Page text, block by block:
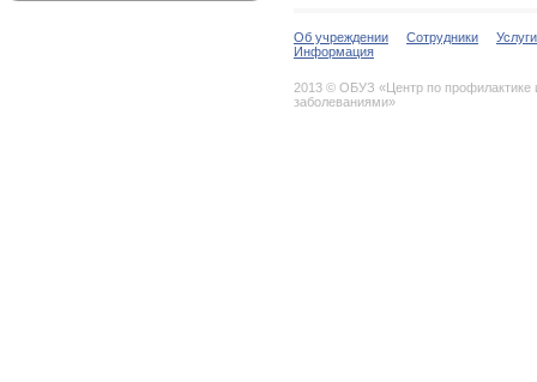
Об учреждении Сотрудники
Услуги
Информация
2013 © ОБУЗ «Центр по
заболеваниями»